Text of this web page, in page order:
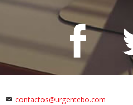
contactos@urgentebo.com